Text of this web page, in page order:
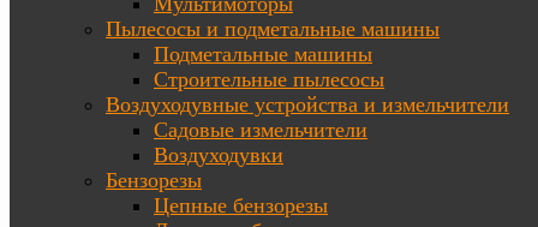
Пылесосы и подметальные машины
Подметальные машины
Строительные пылесосы
Воздуходувные устройства и измельчители
Садовые измельчители
Воздуходувки
Бензорезы
Цепные бензорезы